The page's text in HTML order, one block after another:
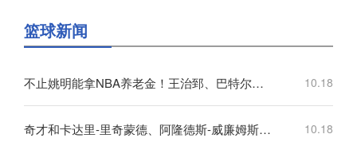
篮球新闻
不止姚明能拿NBA养老金！王治郅、巴特尔也都符合领取标准 10.18
奇才和卡达里-里奇蒙德、阿隆德斯-威廉姆斯签订Exhibit 10合同 10.18